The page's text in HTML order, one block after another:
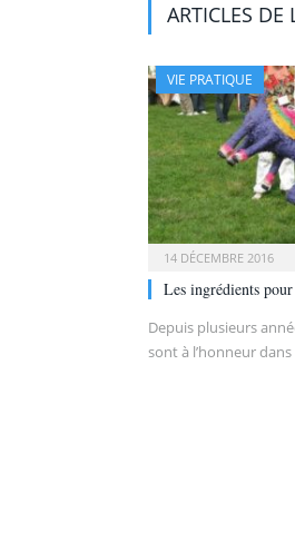
ARTICLES DE
VIE PRATIQUE
14 DÉCEMBRE 2016
Les ingrédients
Depuis plusieurs
sont à l’honneur